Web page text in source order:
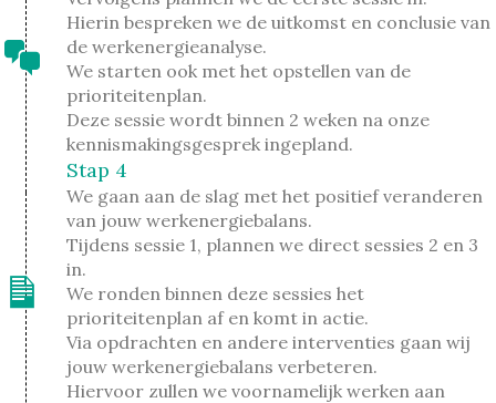
Hierin bespreken we de uitkomst en conclusie van
de werkenergieanalyse.
We starten ook met het opstellen van de
prioriteitenplan.
Deze sessie wordt binnen 2 weken na onze
kennismakingsgesprek ingepland.
Stap 4
We gaan aan de slag met het positief veranderen
van jouw werkenergiebalans.
Tijdens sessie 1, plannen we direct sessies 2 en 3
in.
We ronden binnen deze sessies het
prioriteitenplan af en komt in actie.
Via opdrachten en andere interventies gaan wij
jouw werkenergiebalans verbeteren.
Hiervoor zullen we voornamelijk werken aan